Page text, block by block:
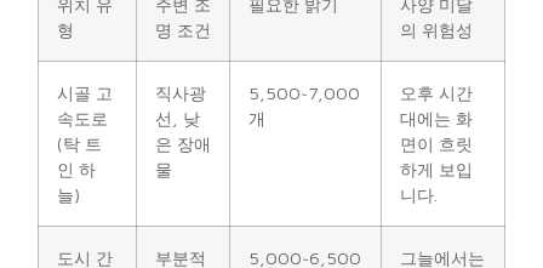
위치 유
형
주변 조
명 조건
필요한 밝기
사양 미달
의 위험성
시골 고
속도로
(탁 트
인 하
늘)
직사광
선, 낮
은 장애
물
5,500~7,000
개
오후 시간
대에는 화
면이 흐릿
하게 보입
니다.
도시 간
부분적
5,000~6,500
그늘에서는